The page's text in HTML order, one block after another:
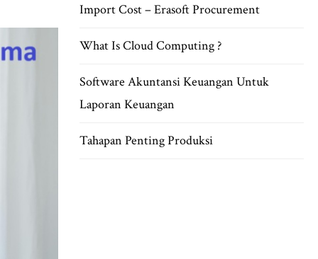
Import Cost – Erasoft Procurement
What Is Cloud Computing ?
Software Akuntansi Keuangan Untuk
Laporan Keuangan
Tahapan Penting Produksi